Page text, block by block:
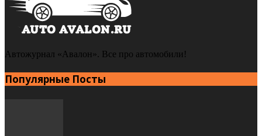
Автожурнал «Авалон». Все про автомобили!
Популярные Посты